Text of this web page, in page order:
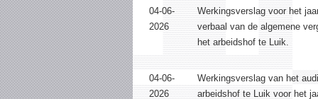
04-06-
2026
Werkingsverslag voor het
verbaal van de algemene
het arbeidshof te Luik.
04-06-
2026
Werkingsverslag van het
arbeidshof te Luik voor het